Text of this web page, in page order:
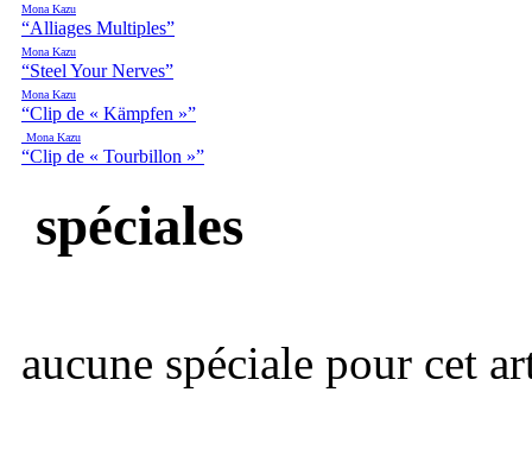
Mona Kazu
“Alliages Multiples”
Mona Kazu
“Steel Your Nerves”
Mona Kazu
“Clip de « Kämpfen »”
Mona Kazu
“Clip de « Tourbillon »”
spéciales
aucune spéciale pour cet